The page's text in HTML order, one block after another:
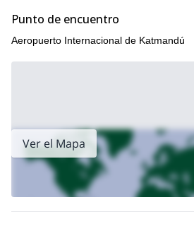
Punto de encuentro
Aeropuerto Internacional de Katmandú
Ver el Mapa